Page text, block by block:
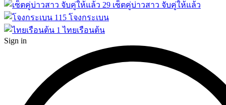
29 เซ็ตคู่บ่าวสาว จับคู่ให้แล้ว
115 โจงกระเบน
1 ไทยเรือนต้น
Sign in